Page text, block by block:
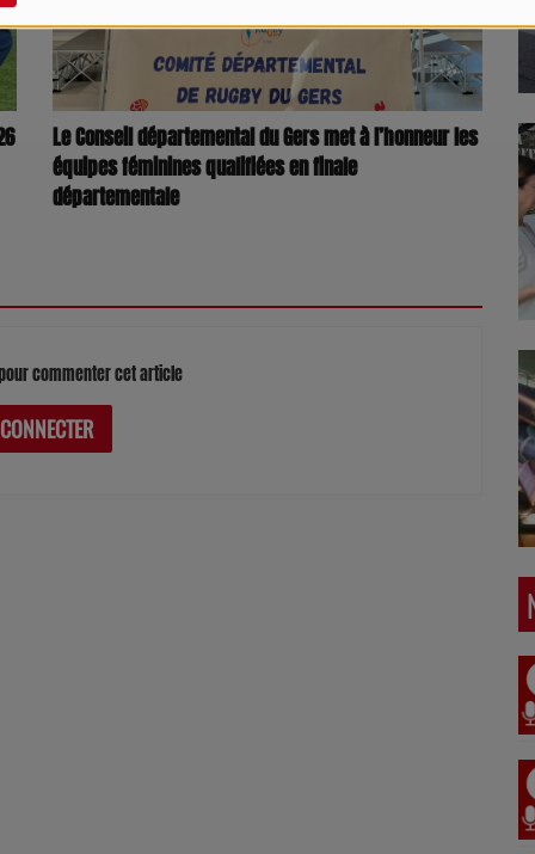
Le Conseil départemental du Gers met à l’honneur les
équipes féminines qualifiées en finale
départementale
commenter cet article